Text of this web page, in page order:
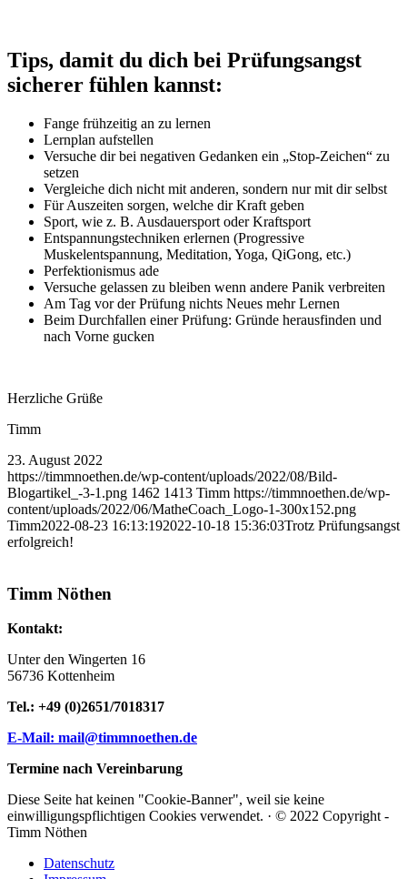
Tips, damit du dich bei Prüfungsangst
sicherer fühlen kannst:
Fange frühzeitig an zu lernen
Lernplan aufstellen
Versuche dir bei negativen Gedanken ein „Stop-Zeichen“ zu
setzen
Vergleiche dich nicht mit anderen, sondern nur mit dir selbst
Für Auszeiten sorgen, welche dir Kraft geben
Sport, wie z. B. Ausdauersport oder Kraftsport
Entspannungstechniken erlernen (Progressive
Muskelentspannung, Meditation, Yoga, QiGong, etc.)
Perfektionismus ade
Versuche gelassen zu bleiben wenn andere Panik verbreiten
Am Tag vor der Prüfung nichts Neues mehr Lernen
Beim Durchfallen einer Prüfung: Gründe herausfinden und
nach Vorne gucken
Herzliche Grüße
Timm
23. August 2022
https://timmnoethen.de/wp-content/uploads/2022/08/Bild-
Blogartikel_-3-1.png 1462 1413 Timm https://timmnoethen.de/wp-
content/uploads/2022/06/MatheCoach_Logo-1-300x152.png
Timm2022-08-23 16:13:192022-10-18 15:36:03Trotz Prüfungsangst
erfolgreich!
Timm Nöthen
Kontakt:
Unter den Wingerten 16
56736 Kottenheim
Tel.: +49 (0)2651/7018317
E-Mail: mail@timmnoethen.de
Termine nach Vereinbarung
Diese Seite hat keinen "Cookie-Banner", weil sie keine
einwilligungspflichtigen Cookies verwendet. · © 2022 Copyright -
Timm Nöthen
Datenschutz